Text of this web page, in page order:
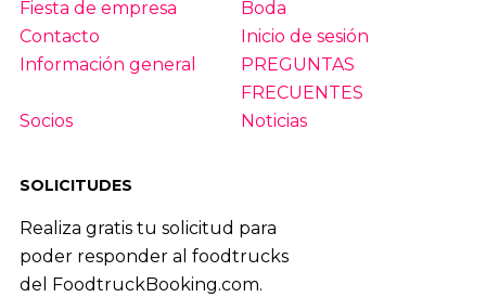
Fiesta de empresa
Boda
Contacto
Inicio de sesión
Información general
PREGUNTAS
FRECUENTES
Socios
Noticias
SOLICITUDES
Realiza gratis tu solicitud para
poder responder al foodtrucks
del FoodtruckBooking.com.